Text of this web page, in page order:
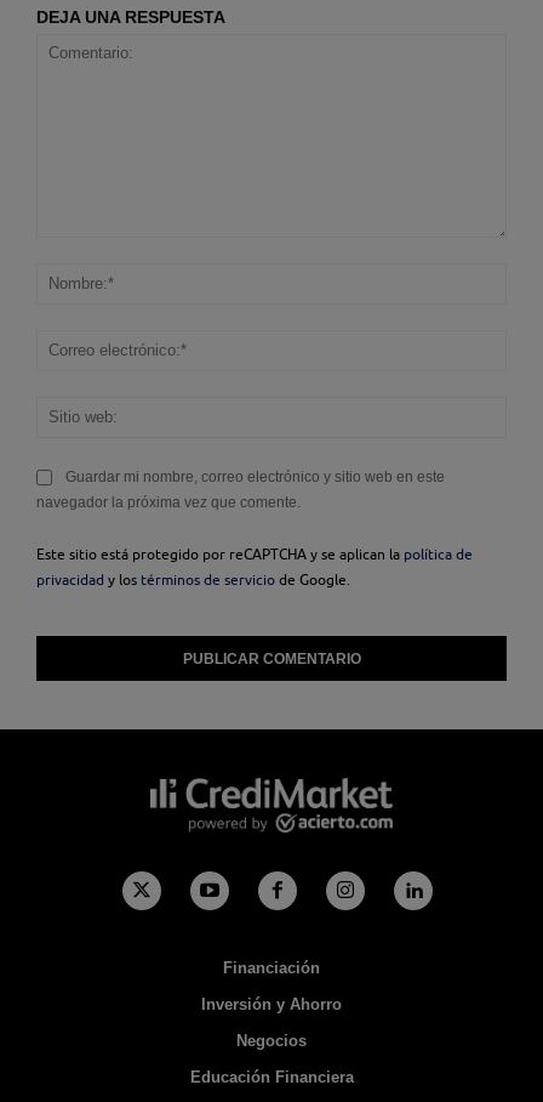
DEJA UNA RESPUESTA
Guardar mi nombre, correo electrónico y sitio web en este
navegador la próxima vez que comente.
Este sitio está protegido por reCAPTCHA y se aplican la política de
privacidad y los términos de servicio de Google.
Financiación
Inversión y Ahorro
Negocios
Educación Financiera